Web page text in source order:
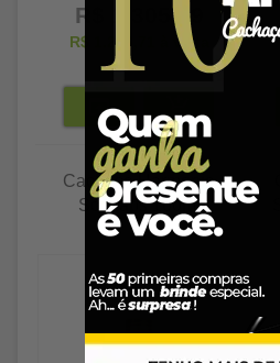
R$ 1.305,89
R$ 1.266,71 à vista
Cachaça Harmonie
Schnaps 160ml